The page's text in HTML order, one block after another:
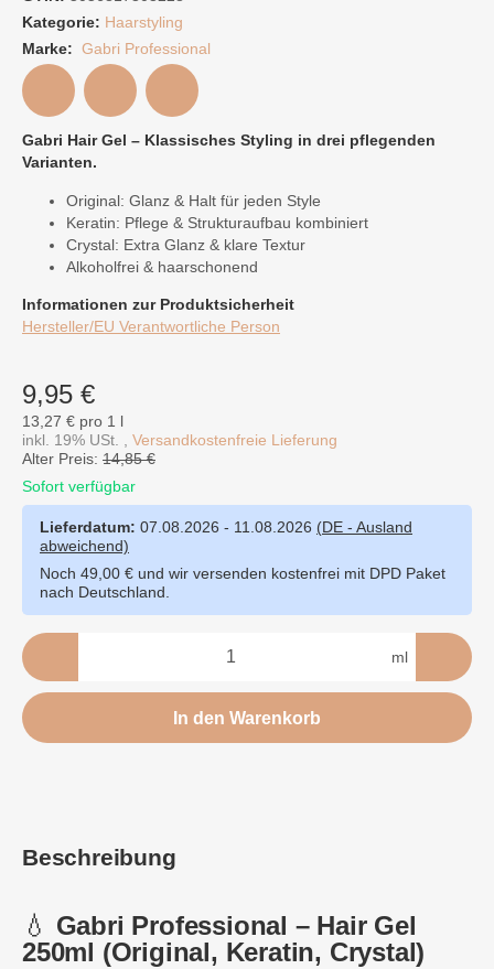
Kategorie: Haarstyling
Marke: Gabri Professional
Gabri Hair Gel – Klassisches Styling in drei pflegenden
Varianten.
Original: Glanz & Halt für jeden Style
Keratin: Pflege & Strukturaufbau kombiniert
Crystal: Extra Glanz & klare Textur
Alkoholfrei & haarschonend
Informationen zur Produktsicherheit
Hersteller/EU Verantwortliche Person
9,95 €
13,27 € pro 1 l
inkl. 19% USt. , Versandkostenfreie Lieferung
Alter Preis: 14,85 €
Sofort verfügbar
Lieferdatum: 07.08.2026 - 11.08.2026 (DE - Ausland
abweichend)
Noch 49,00 € und wir versenden kostenfrei mit DPD Paket
nach Deutschland.
ml
In den Warenkorb
Beschreibung
💧 Gabri Professional – Hair Gel
250ml (Original, Keratin, Crystal)